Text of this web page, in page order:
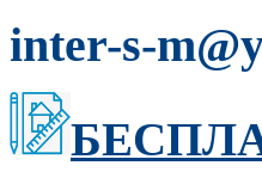
inter-s-